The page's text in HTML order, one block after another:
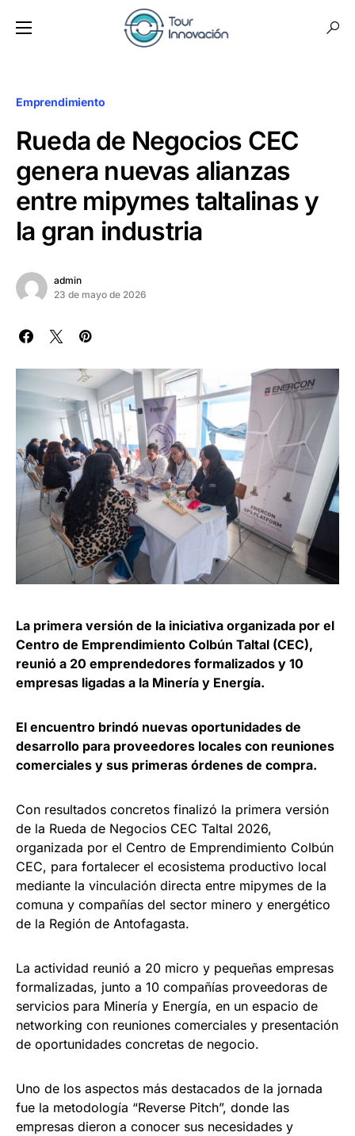
Emprendimiento
Rueda de Negocios CEC
genera nuevas alianzas
entre mipymes taltalinas y
la gran industria
admin
23 de mayo de 2026
La primera versión de la iniciativa organizada por el
Centro de Emprendimiento Colbún Taltal (CEC),
reunió a 20 emprendedores formalizados y 10
empresas ligadas a la Minería y Energía.
El encuentro brindó nuevas oportunidades de
desarrollo para proveedores locales con reuniones
comerciales y sus primeras órdenes de compra.
Con resultados concretos finalizó la primera versión
de la Rueda de Negocios CEC Taltal 2026,
organizada por el Centro de Emprendimiento Colbún
CEC, para fortalecer el ecosistema productivo local
mediante la vinculación directa entre mipymes de la
comuna y compañías del sector minero y energético
de la Región de Antofagasta.
La actividad reunió a 20 micro y pequeñas empresas
formalizadas, junto a 10 compañías proveedoras de
servicios para Minería y Energía, en un espacio de
networking con reuniones comerciales y presentación
de oportunidades concretas de negocio.
Uno de los aspectos más destacados de la jornada
fue la metodología “Reverse Pitch”, donde las
empresas dieron a conocer sus necesidades y